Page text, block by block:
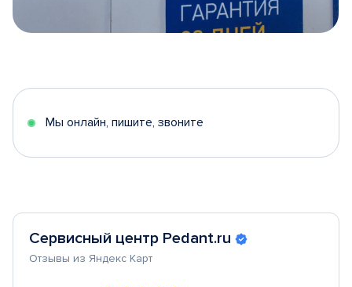
5
Мы онлайн, пишите, звоните
Сервисный центр Pedant.ru
Отзывы из Яндекс Карт